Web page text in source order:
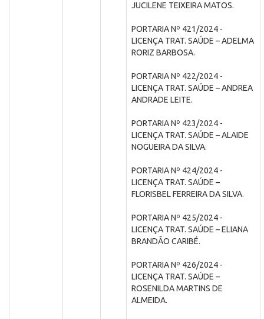
JUCILENE TEIXEIRA MATOS.
PORTARIA Nº 421/2024 -
LICENÇA TRAT. SAÚDE – ADELMA
RORIZ BARBOSA.
PORTARIA Nº 422/2024 -
LICENÇA TRAT. SAÚDE – ANDREA
ANDRADE LEITE.
PORTARIA Nº 423/2024 -
LICENÇA TRAT. SAÚDE – ALAIDE
NOGUEIRA DA SILVA.
PORTARIA Nº 424/2024 -
LICENÇA TRAT. SAÚDE –
FLORISBEL FERREIRA DA SILVA.
PORTARIA Nº 425/2024 -
LICENÇA TRAT. SAÚDE – ELIANA
BRANDÃO CARIBÉ.
PORTARIA Nº 426/2024 -
LICENÇA TRAT. SAÚDE –
ROSENILDA MARTINS DE
ALMEIDA.